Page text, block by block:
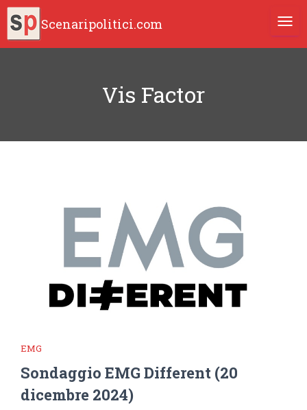
Scenaripolitici.com
Vis Factor
EMG
Sondaggio EMG Different (20
dicembre 2024)